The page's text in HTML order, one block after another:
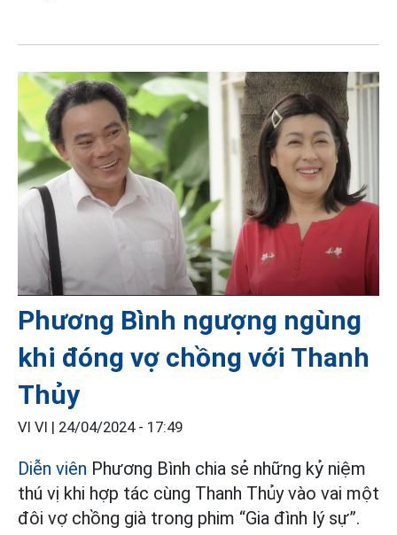
Phương Bình ngượng ngùng
khi đóng vợ chồng với Thanh
Thủy
VI VI | 24/04/2024 - 17:49
Diễn viên Phương Bình chia sẻ những kỷ niệm
thú vị khi hợp tác cùng Thanh Thủy vào vai một
đôi vợ chồng già trong phim “Gia đình lý sự”.